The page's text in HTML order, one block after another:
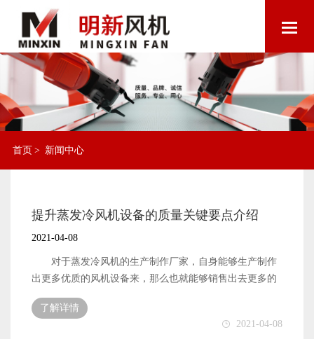
首页 > 新闻中心
提升蒸发冷风机设备的质量关键要点介绍
2021-04-08
对于蒸发冷风机的生产制作厂家，自身能够生产制作
出更多优质的风机设备来，那么也就能够销售出去更多的
风机设备。厂家能够销售出去更多的风机设备，自身的生
产效率也就能够获得更多的经济收入，从而拥有更多的发
展资金了。那么，厂家需要做好哪些工作能够提升风机设
了解详情
2021-04-08